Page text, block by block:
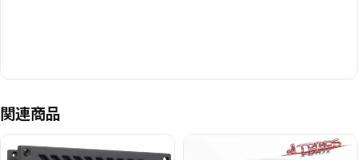
関連商品